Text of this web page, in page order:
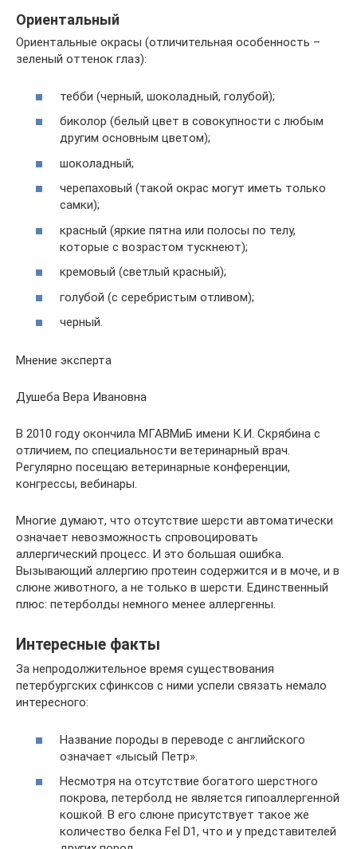
Ориентальный
Ориентальные окрасы (отличительная особенность –
зеленый оттенок глаз):
тебби (черный, шоколадный, голубой);
биколор (белый цвет в совокупности с любым
другим основным цветом);
шоколадный;
черепаховый (такой окрас могут иметь только
самки);
красный (яркие пятна или полосы по телу,
которые с возрастом тускнеют);
кремовый (светлый красный);
голубой (с серебристым отливом);
черный.
Мнение эксперта
Душеба Вера Ивановна
В 2010 году окончила МГАВМиБ имени К.И. Скрябина с
отличием, по специальности ветеринарный врач.
Регулярно посещаю ветеринарные конференции,
конгрессы, вебинары.
Многие думают, что отсутствие шерсти автоматически
означает невозможность спровоцировать
аллергический процесс. И это большая ошибка.
Вызывающий аллергию протеин содержится и в моче, и в
слюне животного, а не только в шерсти. Единственный
плюс: петерболды немного менее аллергенны.
Интересные факты
За непродолжительное время существования
петербургских сфинксов с ними успели связать немало
интересного:
Название породы в переводе с английского
означает «лысый Петр».
Несмотря на отсутствие богатого шерстного
покрова, петерболд не является гипоаллергенной
кошкой. В его слюне присутствует такое же
количество белка Fel D1, что и у представителей